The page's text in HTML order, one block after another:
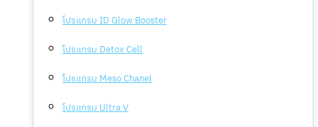
โปรแกรม ID Glow Booster
โปรแกรม Detox Cell
โปรแกรม Meso Chanel
โปรแกรม Ultra V